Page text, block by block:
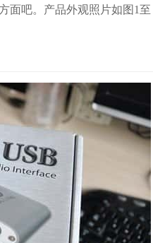
面吧。产品外观照片如图1至